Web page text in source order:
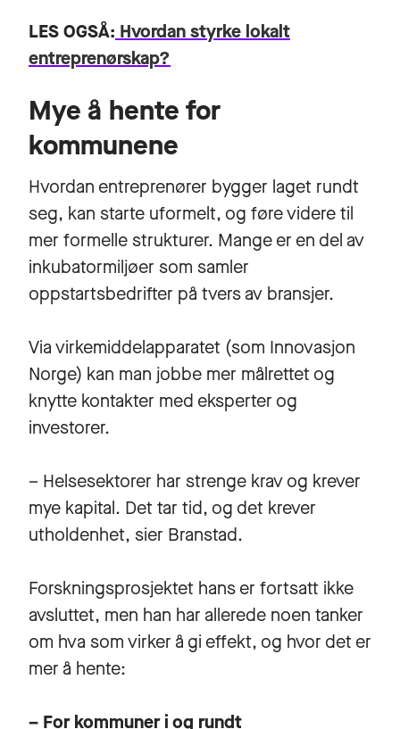
LES OGSÅ: Hvordan styrke lokalt
entreprenørskap?
Mye å hente for
kommunene
Hvordan entreprenører bygger laget rundt
seg, kan starte uformelt, og føre videre til
mer formelle strukturer. Mange er en del av
inkubatormiljøer som samler
oppstartsbedrifter på tvers av bransjer.
Via virkemiddelapparatet (som Innovasjon
Norge) kan man jobbe mer målrettet og
knytte kontakter med eksperter og
investorer.
– Helsesektorer har strenge krav og krever
mye kapital. Det tar tid, og det krever
utholdenhet, sier Branstad.
Forskningsprosjektet hans er fortsatt ikke
avsluttet, men han har allerede noen tanker
om hva som virker å gi effekt, og hvor det er
mer å hente:
– For kommuner i og rundt